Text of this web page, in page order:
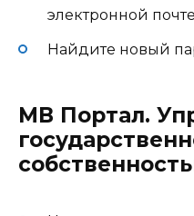
электронной
Найдите новый
МВ Портал.